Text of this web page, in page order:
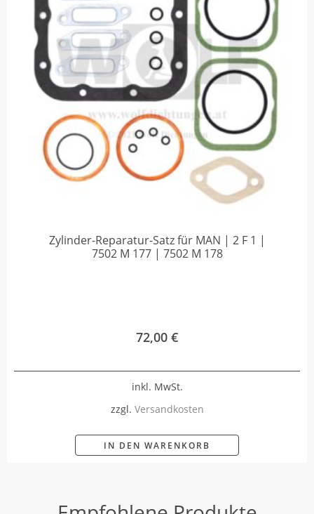
Zylinder-Reparatur-Satz für MAN | 2 F 1 |
7502 M 177 | 7502 M 178
72,00 €
inkl. MwSt.
zzgl. Versandkosten
IN DEN WARENKORB